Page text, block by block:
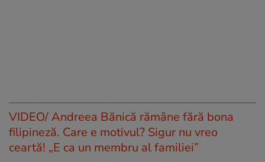
VIDEO/ Andreea Bănică rămâne fără bona
filipineză. Care e motivul? Sigur nu vreo
ceartă! „E ca un membru al familiei”